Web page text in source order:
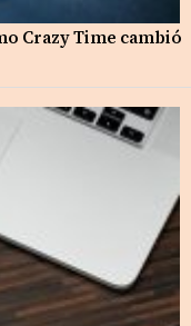
Crazy Time cambió